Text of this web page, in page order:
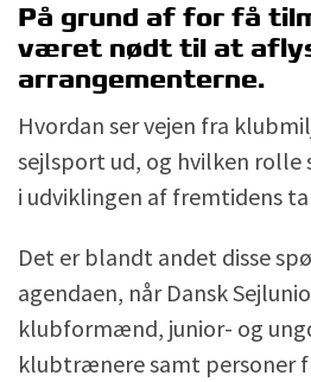
På grund af for få
været nødt til at
arrangementerne.
Hvordan ser vejen fra
sejlsport ud, og hvilken
i udviklingen af fremtidens
Det er blandt andet disse
agendaen, når Dansk
klubformænd, junior- og
klubtrænere samt personer